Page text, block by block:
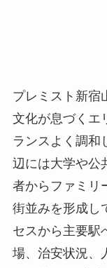
プレミスト新宿
文化が息づくエ
ランスよく調和
辺には大学や公
者からファミリ
街並みを形成し
セスから主要駅
場、治安状況、